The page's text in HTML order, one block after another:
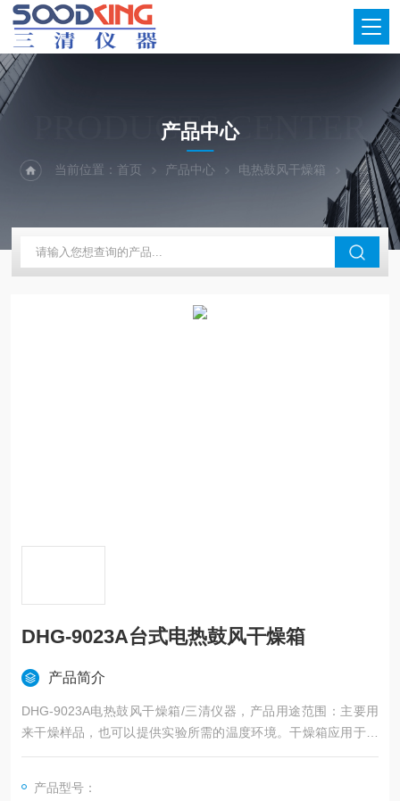
PRODUCTS CENTER
产品中心
当前位置：首页 产品中心 电热鼓风干燥箱 250℃台
DHG-9023A台式电热鼓风干燥箱
产品简介
DHG-9023A电热鼓风干燥箱/三清仪器，产品用途范围：主要用
来干燥样品，也可以提供实验所需的温度环境。干燥箱应用于化
工，电子，铸造，汽车，食品，机械等各个行业。
产品型号：